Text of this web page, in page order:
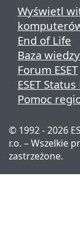
Wyświetl
End of Life
Baza wiedzy
Forum ESET
ESET
Pomoc
© 1992 - 2026
r.o. – Wszelkie
zastrzeżone.